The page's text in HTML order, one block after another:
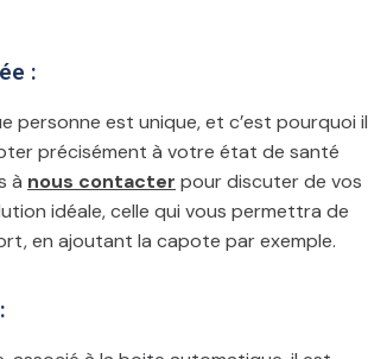
:
personne est unique, et c’est pourquoi il
précisément à votre état de santé
à nous contacter pour discuter de vos
idéale, celle qui vous permettra de
en ajoutant la capote par exemple.